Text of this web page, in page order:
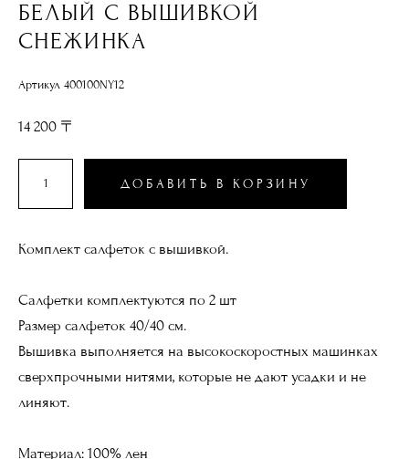
БЕЛЫЙ С ВЫШИВКОЙ
СНЕЖИНКА
Артикул 400100NY12
14 200 〒
ДОБАВИТЬ В КОРЗИНУ
Комплект салфеток с вышивкой.
Салфетки комплектуются по 2 шт
Размер салфеток 40/40 см.
Вышивка выполняется на высокоскоростных машинках
сверхпрочными нитями, которые не дают усадки и не
линяют.
Материал: 100% лен